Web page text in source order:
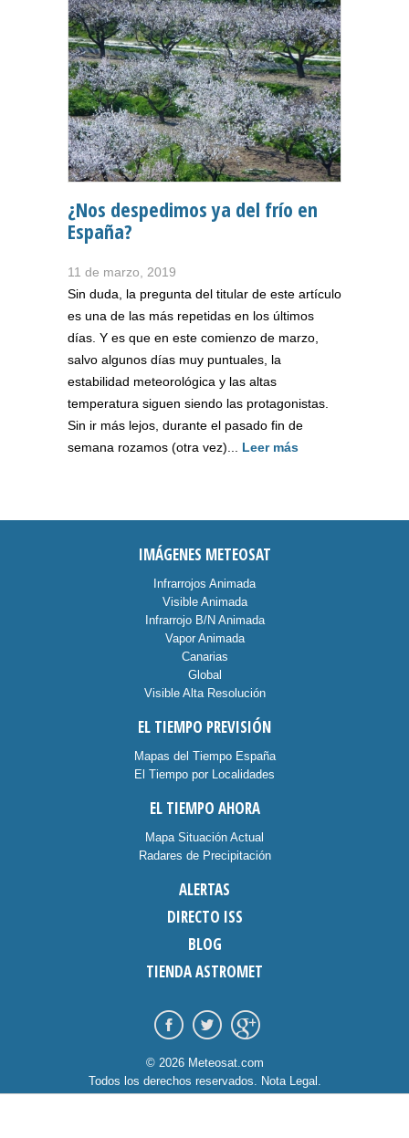
¿Nos despedimos ya del frío en
España?
11 de marzo, 2019
Sin duda, la pregunta del titular de este artículo
es una de las más repetidas en los últimos
días. Y es que en este comienzo de marzo,
salvo algunos días muy puntuales, la
estabilidad meteorológica y las altas
temperatura siguen siendo las protagonistas.
Sin ir más lejos, durante el pasado fin de
semana rozamos (otra vez)... Leer más
IMÁGENES METEOSAT
Infrarrojos Animada
Visible Animada
Infrarrojo B/N Animada
Vapor Animada
Canarias
Global
Visible Alta Resolución
EL TIEMPO PREVISIÓN
Mapas del Tiempo España
El Tiempo por Localidades
EL TIEMPO AHORA
Mapa Situación Actual
Radares de Precipitación
ALERTAS
DIRECTO ISS
BLOG
TIENDA ASTROMET
© 2026 Meteosat.com
Todos los derechos reservados. Nota Legal .